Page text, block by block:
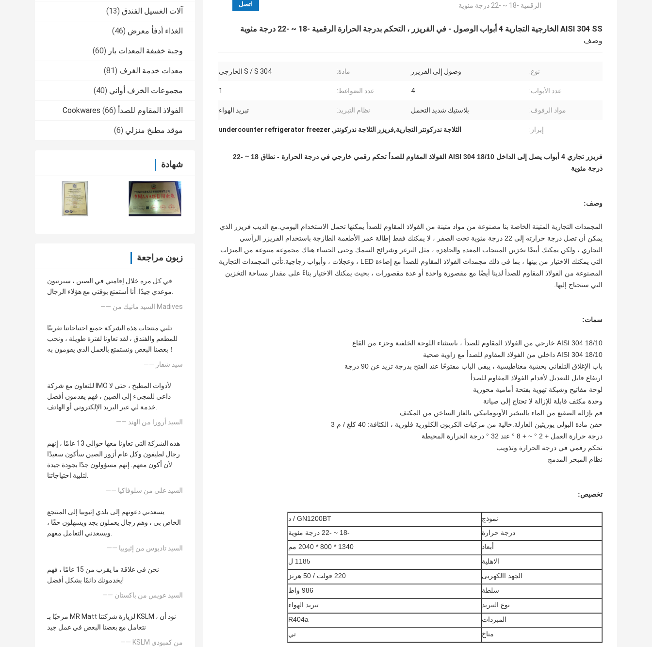
آلات الغسيل الفندق (13)
الغذاء أدفأ معرض (46)
وجبة خفيفة المعدات بار (60)
معدات خدمة الغرف (81)
مجموعات الخزف أواني (40)
الفولاذ المقاوم للصدأ Cookwares (66)
موقد مطبخ منزلي (6)
شهادة
زبون مراجعة
في كل مرة خلال إقامتي في الصين ، سيرتبون
موعدي جيدًا. أنا أستمتع بوقتي مع هؤلاء الرجال.
—— السيد مانيك من Madives
تلبي منتجات هذه الشركة جميع احتياجاتنا تقريبًا
للمطعم والفندق ، لقد تعاونا لفترة طويلة ، ونحب
بعضنا البعض ونستمتع بالعمل الذي يقومون به！
—— سيد شفاز
للتعاون مع شركة IMO لأدوات المطبخ ، حتى لا
داعي للمجيء إلى الصين ، فهم يقدمون أفضل
خدمة لي عبر البريد الإلكتروني أو الهاتف.
—— السيد أرورا من الهند
هذه الشركة التي تعاونا معها حوالي 13 عامًا ، إنهم
رجال لطيفون وكل عام أزور الصين سأكون سعيدًا
لأن أكون معهم. إنهم مسؤولون جدًا بجودة جيدة
لتلبية احتياجاتنا.
—— السيد علي من سلوفاكيا
يسعدني دعوتهم إلى بلدي إثيوبيا إلى المنتجع
الخاص بي ، وهم رجال يعملون بجد ويسهلون حقًا ،
ويسعدني التعامل معهم.
—— السيد تاديوس من إثيوبيا
نحن في علاقة ما يقرب من 15 عامًا ، فهم
يخدمونك دائمًا بشكل أفضل!
—— السيد عويس من باكستان
مرحبًا بـ MR Matt لزيارة شركتنا KSLM ، نود أن
نتعامل مع بعضنا البعض في عمل جيد
—— KSLM من كمبودي
الرقمية -18 ~ -22 درجة مئوية
اتصل
AISI 304 SS الخارجية التجارية 4 أبواب الوصول - في الفريزر ، التحكم بدرجة الحرارة الرقمية -18 ~ -22 درجة مئوية
وصف
نوع: وصول إلى الفريزر مادة: S / S 304 الخارجي
عدد الأبواب: 4 عدد الضواغط: 1
مواد الرفوف: بلاستيك شديد التحمل نظام التبريد: تبريد الهواء
إبراز: الثلاجة ندركونتر التجارية,فريزر الثلاجة ندركونتر ,
undercounter refrigerator freezer
فريزر تجاري 4 أبواب يصل إلى الداخل AISI 304 18/10 الفولاذ المقاوم للصدأ تحكم رقمي خارجي في درجة الحرارة - نطاق 18 ~ -22
درجة مئوية
وصف:
المجمدات التجارية المتينة الخاصة بنا مصنوعة من مواد متينة من الفولاذ المقاوم للصدأ يمكنها تحمل الاستخدام اليومي.مع الديب فريزر الذي
يمكن أن تصل درجة حرارته إلى 22 درجة مئوية تحت الصفر ، لا يمكنك فقط إطالة عمر الأطعمة الطازجة باستخدام الفريزر الرأسي
التجاري ، ولكن يمكنك أيضًا تخزين المنتجات المعدة والجاهزة ، مثل البرغر وشرائح السمك وحتى الحساء.هناك مجموعة متنوعة من الميزات
التي يمكنك الاختيار من بينها ، بما في ذلك مجمدات الفولاذ المقاوم للصدأ مع إضاءة LED ، وعجلات ، وأبواب زجاجية.تأتي المجمدات التجارية
المصنوعة من الفولاذ المقاوم للصدأ لدينا أيضًا مع مقصورة واحدة أو عدة مقصورات ، بحيث يمكنك الاختيار بناءً على مقدار مساحة التخزين
التي ستحتاج إليها.
سمات:
AISI 304 18/10 خارجي من الفولاذ المقاوم للصدأ ، باستثناء اللوحة الخلفية وجزء من القاع
AISI 304 18/10 داخلي من الفولاذ المقاوم للصدأ مع زاوية صحية
باب الإغلاق التلقائي بحشية مغناطيسية ، يبقى الباب مفتوحًا عند الفتح بدرجة تزيد عن 90 درجة
ارتفاع قابل للتعديل لأقدام الفولاذ المقاوم للصدأ
لوحة مفاتيح وشبكة تهوية بفتحة أمامية محورية
وحدة مكثف قابلة للإزالة لا تحتاج إلى صيانة
قم بإزالة الصقيع من الماء بالتبخير الأوتوماتيكي بالغاز الساخن من المكثف
حقن مادة البولي يوريثين العازلة.خالية من مركبات الكربون الكلورية فلورية ، الكثافة: 40 كلغ / م 3
درجة حرارة العمل + 2 ° ~ + 8 ° عند 32 ° درجة الحرارة المحيطة
تحكم رقمي في درجة الحرارة وتذويب
نظام المبخر المدمج
تخصيص:
نموذج
GN1200BT / د
درجة حرارة
-18 ~ -22 درجة مئوية
أبعاد
1340 * 800 * 2040 مم
الاهلية
1185 ل
الجهد االكهربى
220 فولت / 50 هرتز
سلطة
986 واط
نوع التبريد
تبريد الهواء
المبردات
R404a
مناخ
تي